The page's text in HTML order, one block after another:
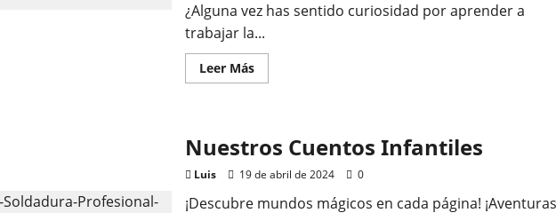
¿Alguna vez has sentido curiosidad por aprender a
trabajar la...
Leer MásLeer
más
Carpintería
Nuestros Cuentos Infantiles
Luis 19 de abril de 2024 0
¡Descubre mundos mágicos en cada página! ¡Aventuras